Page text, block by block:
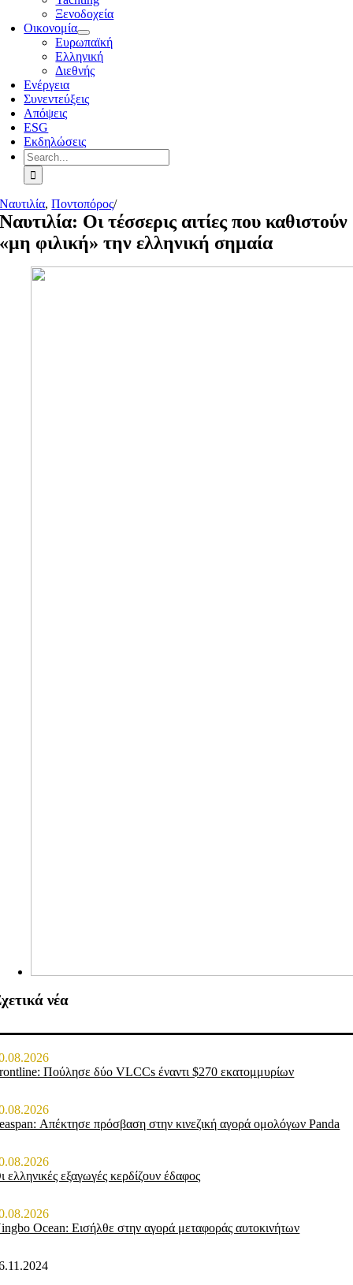
Ξενοδοχεία
Οικονομία
Ευρωπαϊκή
Ελληνική
Διεθνής
Ενέργεια
Συνεντεύξεις
Απόψεις
ESG
Εκδηλώσεις
Search
for:
Ναυτιλία,Ποντοπόρος/
Ναυτιλία: Οι τέσσερις αιτίες που καθιστούν
«μη φιλική» την ελληνική σημαία
νέα
Πούλησε δύο VLCCs έναντι $270 εκατομμυρίων
Απέκτησε πρόσβαση στην κινεζική αγορά ομολόγων Panda
ελληνικές εξαγωγές κερδίζουν έδαφος
Ocean: Εισήλθε στην αγορά μεταφοράς αυτοκινήτων